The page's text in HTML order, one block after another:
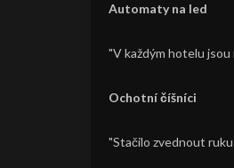
Automaty na led
"V každým hotelu jsou
Ochotní číšníci
"Stačilo zvednout ruku